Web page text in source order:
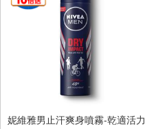
妮維雅男止汗爽身噴霧-乾適活力